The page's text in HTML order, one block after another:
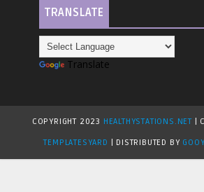
TRANSLATE
Translate
COPYRIGHT 2023 HEALTHYSTATIONS.NET |
TEMPLATESYARD
| DISTRIBUTED BY